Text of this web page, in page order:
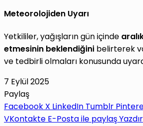
Meteorolojiden Uyarı
Yetkililer, yağışların gün içinde
etmesinin beklendiğini belirterek
ve tedbirli olmaları konusunda
7 Eylül 2025
Paylaş
Facebook X LinkedIn Tumblr
VKontakte E-Posta ile paylaşYazdır